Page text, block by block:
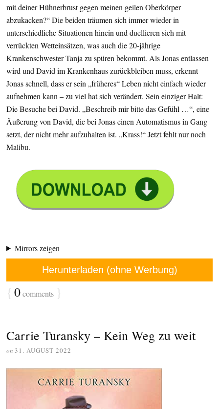
mit deiner Hühnerbrust gegen meinen geilen Oberkörper
abzukacken?“ Die beiden träumen sich immer wieder in
unterschiedliche Situationen hinein und duellieren sich mit
verrückten Wetteinsätzen, was auch die 20-jährige
Krankenschwester Tanja zu spüren bekommt. Als Jonas entlassen
wird und David im Krankenhaus zurückbleiben muss, erkennt
Jonas schnell, dass er sein „früheres“ Leben nicht einfach wieder
aufnehmen kann – zu viel hat sich verändert. Sein einziger Halt:
Die Besuche bei David. „Beschreib mir bitte das Gefühl …“, eine
Äußerung von David, die bei Jonas einen Automatismus in Gang
setzt, der nicht mehr aufzuhalten ist. „Krass!“ Jetzt fehlt nur noch
Malibu.
Mirrors zeigen
Herunterladen (ohne Werbung)
{ 0comments }
Carrie Turansky – Kein Weg zu weit
on 31. AUGUST 2022